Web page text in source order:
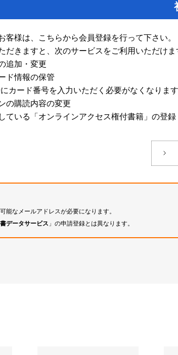
客様は、こちらから会員登録を行って下さい。
だきますと、次のサービスをご利用いただけま
追加・変更
ド情報の保管
カード番号を入力いただく必要がなくなりま
の購読内容の変更
ている「オンラインアクセス権付書籍」の登録
能なメールアドレスが必要になります。
データサービス 」の申請登録とは異なります。